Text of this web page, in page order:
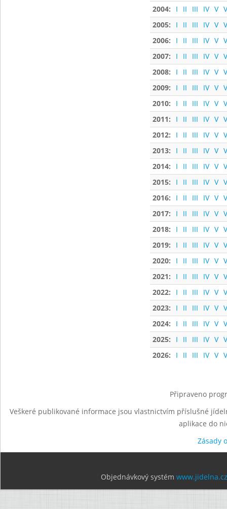
2004:
I II III IV V
2005:
I II III IV V
2006:
I II III IV V
2007:
I II III IV V
2008:
I II III IV V
2009:
I II III IV V
2010:
I II III IV V
2011:
I II III IV V
2012:
I II III IV V
2013:
I II III IV V
2014:
I II III IV V
2015:
I II III IV V
2016:
I II III IV V
2017:
I II III IV V
2018:
I II III IV V
2019:
I II III IV V
2020:
I II III IV V
2021:
I II III IV V
2022:
I II III IV V
2023:
I II III IV V
2024:
I II III IV V
2025:
I II III IV V
2026:
I II III IV V
Připraveno
Veškeré publikované informace jsou vlastnictvím příslušné
aplikace do
Zásady
Objednávkový systém www.jidelna.cz